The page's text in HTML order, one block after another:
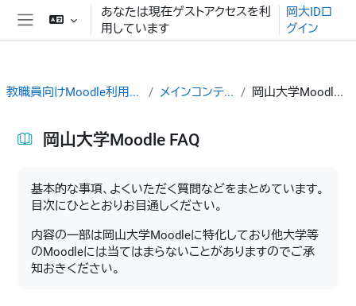
メインコンテンツへスキップする
サイドパネル
あなたは現在ゲストアクセスを利
用しています
岡大IDロ
グイン
岡山大学Moodle FAQ
基本的な事項、よくいただく質問などをまとめています。
目次にひととおりお目通しください。
内容の一部は岡山大学Moodleに特化しており他大学等
のMoodleには当てはまらないことがありますのでご承
知おきください。